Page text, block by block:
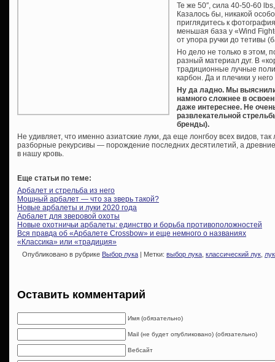
Те же 50″, сила 40-50-60
Казалось бы, никакой
приглядитесь к
меньшая база у «Wind
от упора ручки до тетивы
Но дело не только в этом,
разный материал дуг. В
традиционные лучные
карбон. Да и плечики у
Ну да ладно. Мы
намного сложнее в
даже интереснее. Не
развлекательной
бренды).
Не удивляет, что именно азиатские луки, да еще лонгбоу всех видов,
разборные рекурсивы — порождение последних десятилетий, а
в нашу кровь.
Еще статьи по теме:
Арбалет и стрельба из него
Мощный арбалет — что за зверь такой?
Новые арбалеты и луки 2020 года
Арбалет для зверовой охоты
Новые охотничьи арбалеты: единство и борьба противоположностей
Вся правда об «Арбалете Crossbow» и еще немного о названиях
«Классика» или «традиция»
Опубликовано в рубрике Выбор лука | Метки: выбор лука классический лук лук
Оставить комментарий
Имя (обязательно)
Mail (не будет опубликовано) (обязательно)
Вебсайт